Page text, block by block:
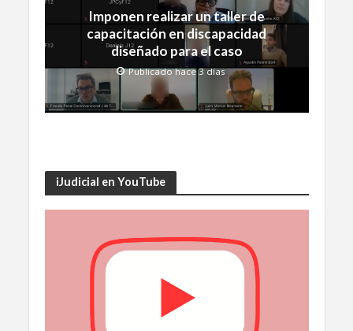
Imponen realizar un taller de
capacitación en discapacidad
diseñado para el caso
Publicado hace 3 días
iJudicial en YouTube